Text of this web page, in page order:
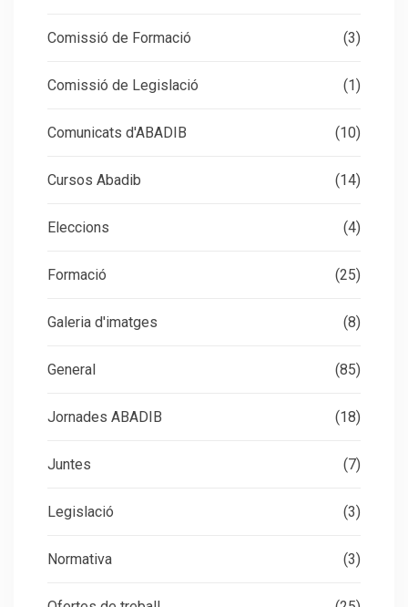
Comissió de Formació (3)
Comissió de Legislació (1)
Comunicats d'ABADIB (10)
Cursos Abadib (14)
Eleccions (4)
Formació (25)
Galeria d'imatges (8)
General (85)
Jornades ABADIB (18)
Juntes (7)
Legislació (3)
Normativa (3)